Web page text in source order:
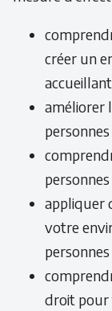
créer un
améliorer
appliquer
votre
droit pour